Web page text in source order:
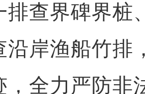
排查界碑界桩
沿岸渔船竹排
，全力严防非